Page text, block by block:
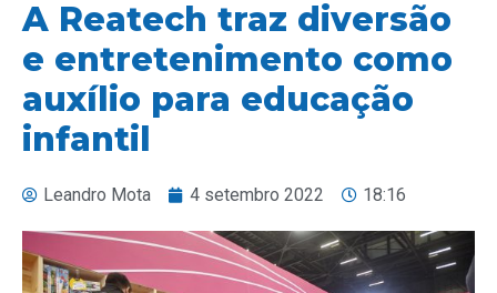
A Reatech traz diversão
e entretenimento como
auxílio para educação
infantil
Leandro Mota 4 setembro 2022 18:16